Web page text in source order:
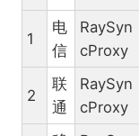
1
电
信
RaySyn
cProxy
2
联
通
RaySyn
cProxy